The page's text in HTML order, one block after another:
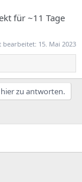
für ~11 Tage
bearbeitet: 15. Mai 2023
zu antworten.